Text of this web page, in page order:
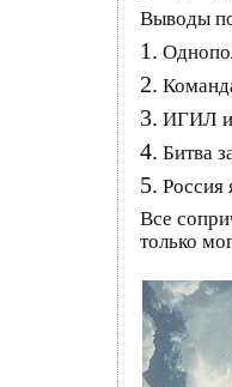
Выводы
1.
2.
3. ИГИЛ
4. Битва
5. Россия
Все
только